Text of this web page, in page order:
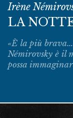
Irène
LA
«È la più
Némirovsky è il
possa